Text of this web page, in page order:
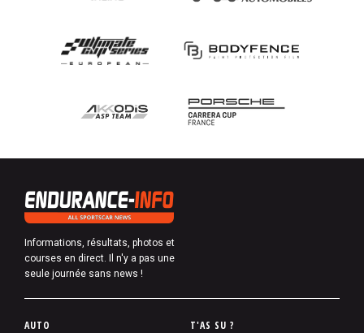
Informations, résultats, photos et
courses en direct. Il n'y a pas une
seule journée sans news !
P
AUTO T'AS SU ?